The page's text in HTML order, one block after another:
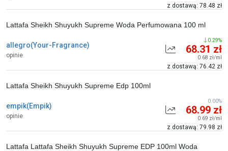
z dostawą: 78.48 zł
allegro(Your-Fragrance)
opinie
Lattafa Sheikh Shuyukh Supreme Woda Perfumowana 100 ml
68.31 zł
0.68 zł/ml
z dostawą: 76.42 zł
0.29%
empik(Empik)
opinie
Lattafa Sheikh Shuyukh Supreme Edp 100ml
68.99 zł
0.69 zł/ml
z dostawą: 79.98 zł
0.00%
Lattafa Lattafa Sheikh Shuyukh Supreme EDP 100ml Woda